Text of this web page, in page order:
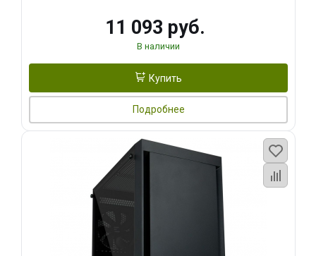
11 093 руб.
В наличии
Купить
Подробнее